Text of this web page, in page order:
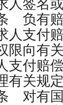
人签名或
负有
人支付
限向有
支付赔
有关规定
对有